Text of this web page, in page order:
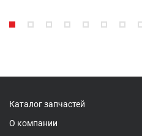
Каталог запчастей
О компании